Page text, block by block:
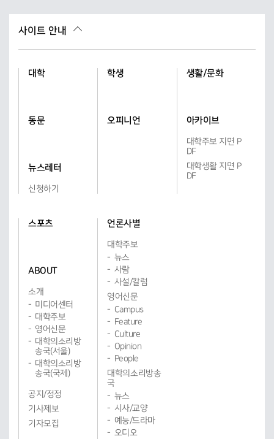
사이트 안내
대학
동문
뉴스레터
신청하기
학생
오피니언
생활/문화
아카이브
대학주보 지면 P
DF
대학생활 지면 P
DF
스포츠
ABOUT
소개
미디어센터
대학주보
영어신문
대학의소리방
송국(서울)
대학의소리방
송국(국제)
공지/정정
기사제보
기자모집
언론사별
대학주보
뉴스
사람
사설/칼럼
영어신문
Campus
Feature
Culture
Opinion
People
대학의소리방송
국
뉴스
시사/교양
예능/드라마
오디오